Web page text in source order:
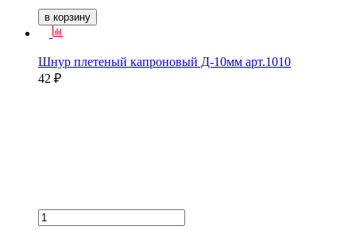
в корзину
Шнур плетеный капроновый Д-10мм арт.1010
42 ₽